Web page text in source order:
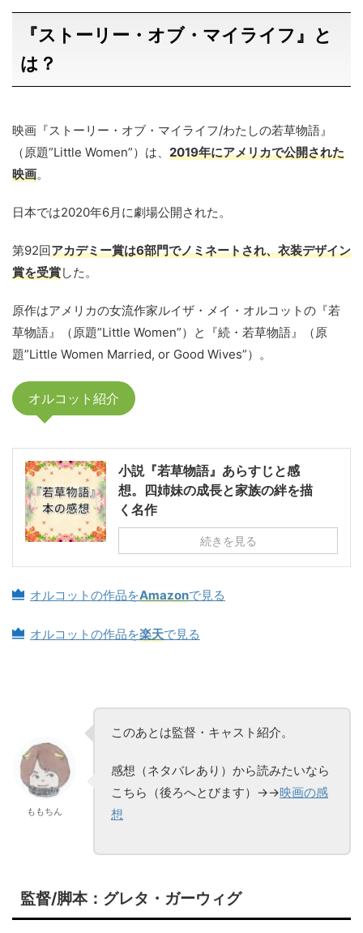
『ストーリー・オブ・マイライフ』と
は？
映画『ストーリー・オブ・マイライフ/わたしの若草物語』
（原題”Little Women”）は、 2019年にアメリカで公開された
映画。
日本では2020年6月に劇場公開された。
第92回アカデミー賞は6部門でノミネートされ、衣装デザイン
賞を受賞した。
原作はアメリカの女流作家ルイザ・メイ・オルコットの『若
草物語』（原題”Little Women”）と『続・若草物語』（原
題”Little Women Married, or Good Wives”）。
オルコット紹介
小説『若草物語』あらすじと感
想。四姉妹の成長と家族の絆を描
く名作
続きを見る
オルコットの作品をAmazonで見る
オルコットの作品を楽天で見る
ももちん
このあとは監督・キャスト紹介。
感想（ネタバレあり）から読みたいなら
こちら（後ろへとびます）→→映画の感
想
監督/脚本：グレタ・ガーウィグ